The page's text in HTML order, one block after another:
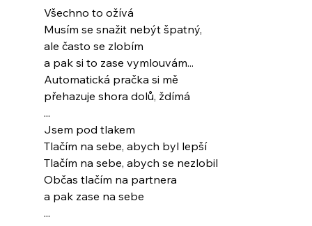
Všechno to ožívá
Musím se snažit nebýt špatný,
ale často se zlobím
a pak si to zase vymlouvám...
Automatická pračka si mě
přehazuje shora dolů, ždímá
...
Jsem pod tlakem
Tlačím na sebe, abych byl lepší
Tlačím na sebe, abych se nezlobil
Občas tlačím na partnera
a pak zase na sebe
...